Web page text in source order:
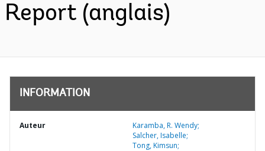
Report (anglais)
INFORMATION
Auteur
Karamba, R. Wendy;
Salcher, Isabelle;
Tong, Kimsun;